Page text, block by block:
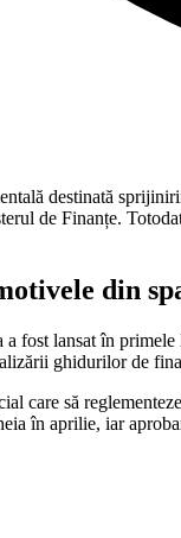
destinată
de Finanțe.
din
fost lansat în
ghidurilor de
care să
în aprilie, iar